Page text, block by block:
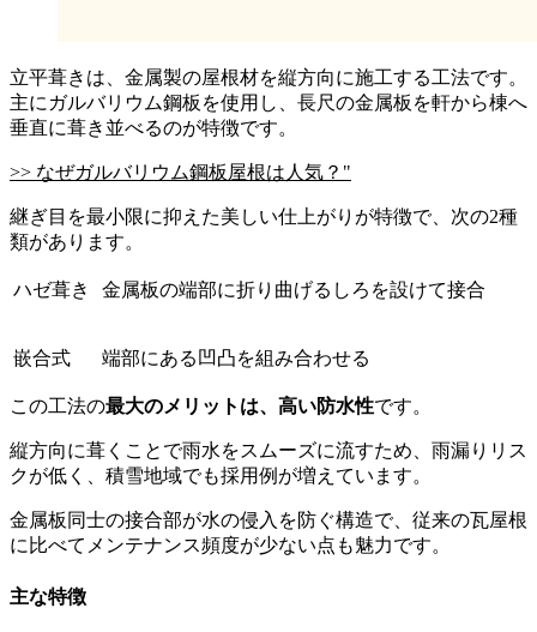
立平葺きは、金属製の屋根材を縦方向に施工する工法です。
主にガルバリウム鋼板を使用し、長尺の金属板を軒から棟へ
垂直に葺き並べるのが特徴です。
>> なぜガルバリウム鋼板屋根は人気？"
継ぎ目を最小限に抑えた美しい仕上がりが特徴で、次の2種
類があります。
ハゼ葺き 金属板の端部に折り曲げるしろを設けて接合
嵌合式 端部にある凹凸を組み合わせる
この工法の最大のメリットは、高い防水性です。
縦方向に葺くことで雨水をスムーズに流すため、雨漏りリス
クが低く、積雪地域でも採用例が増えています。
金属板同士の接合部が水の侵入を防ぐ構造で、従来の瓦屋根
に比べてメンテナンス頻度が少ない点も魅力です。
主な特徴